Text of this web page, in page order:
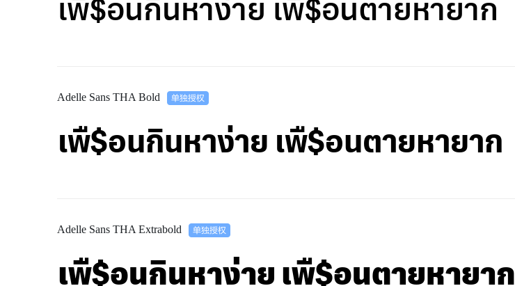
เพื$อนกินหาง่าย เพื$อนตายหายาก
Adelle Sans THA Bold
เพื$อนกินหาง่าย เพื$อนตายหายาก
Adelle Sans THA Extrabold
เพื$อนกินหาง่าย เพื$อนตายหายาก